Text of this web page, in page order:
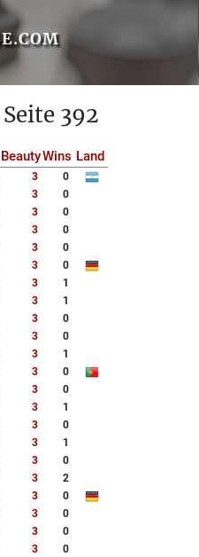
392
BeautyWins Land
3
0
3
0
3
0
3
0
3
0
3
0
3
1
3
1
3
0
3
0
3
1
3
0
3
0
3
1
3
0
3
1
3
0
3
2
3
0
3
0
3
0
3
0